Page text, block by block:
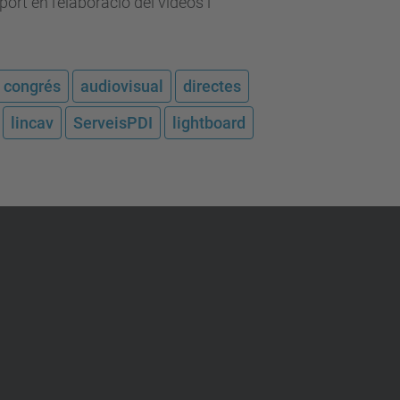
congrés audiovisual
directes
lincav ServeisPDI lightboard